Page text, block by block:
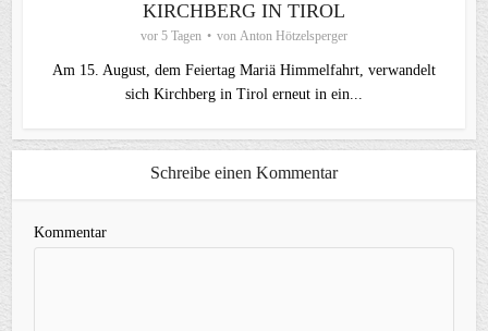
KIRCHBERG IN TIROL
vor 5 Tagen von Anton Hötzelsperger
Am 15. August, dem Feiertag Mariä Himmelfahrt, verwandelt
sich Kirchberg in Tirol erneut in ein...
Schreibe einen Kommentar
Kommentar